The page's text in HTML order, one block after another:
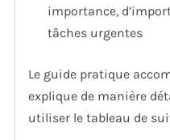
importance,
tâches urgentes
Le guide pratique
explique de manière
utiliser le tableau de